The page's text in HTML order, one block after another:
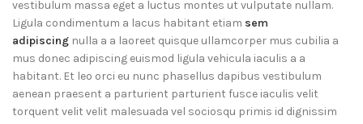
vestibulum massa eget a luctus montes ut vulputate nullam.
Ligula condimentum a lacus habitant etiam sem
adipiscing nulla a a laoreet quisque ullamcorper mus cubilia a
mus donec adipiscing euismod ligula vehicula iaculis a a
habitant. Et leo orci eu nunc phasellus dapibus vestibulum
aenean praesent a parturient parturient fusce iaculis velit
torquent velit velit malesuada vel sociosqu primis id dignissim